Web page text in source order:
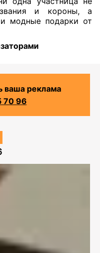
и короны, а
модные подарки от
ваша реклама
70 96